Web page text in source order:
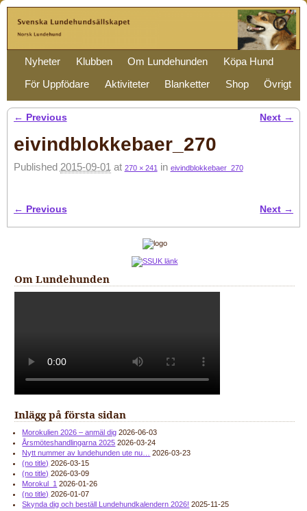
Nyheter Klubben Om Lundehunden
Köpa Hund
För Uppfödare
Aktiviteter Blanketter Shop Övrigt
← Previous Next →
eivindblokkebaer_270
Published 2015-09-01 at 270 × 241 in eivindblokkebaer_270
← Previous Next →
Om Lundehunden
Inlägg på första sidan
Morokulien 2026 – anmäl dig 2026-06-03
Årsmöteshandlingarna 2025 2026-03-24
Nytt nummer av lundehunden ute nu…
2026-03-23
(no title) 2026-03-15
(no title) 2026-03-09
Morokul_1 2026-01-26
(no title) 2026-01-07
Skynda dig och beställ Lundehundkalendern 2026! 2025-11-25